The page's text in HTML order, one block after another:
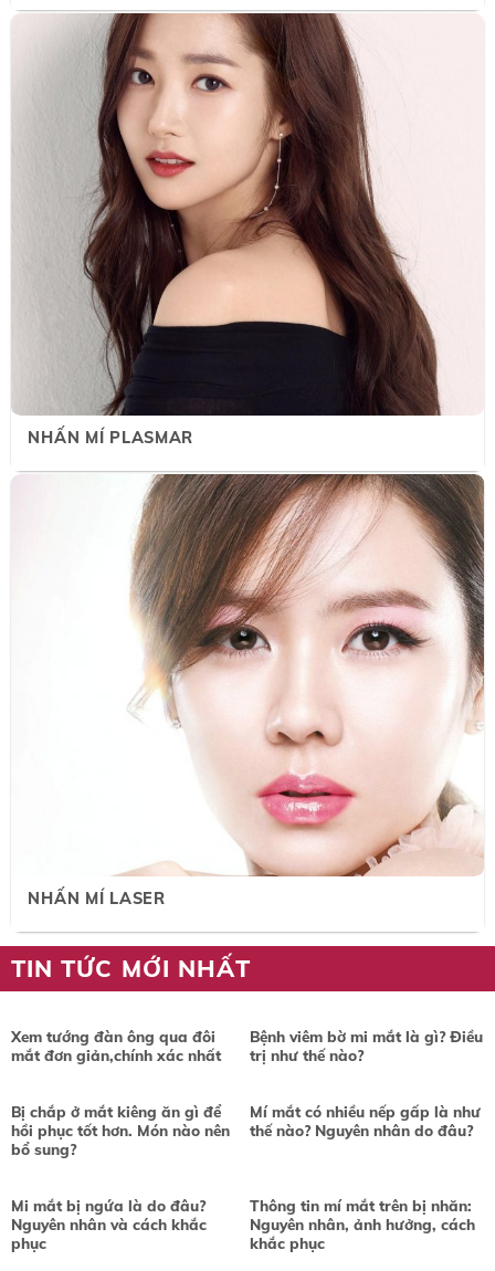
NHẤN MÍ PLASMAR
NHẤN MÍ LASER
TIN TỨC MỚI NHẤT
Xem tướng đàn ông qua đôi
mắt đơn giản,chính xác nhất
Bệnh viêm bờ mi mắt là gì? Điều
trị như thế nào?
Bị chắp ở mắt kiêng ăn gì để
hồi phục tốt hơn. Món nào nên
bổ sung?
Mí mắt có nhiều nếp gấp là như
thế nào? Nguyên nhân do đâu?
Mi mắt bị ngứa là do đâu?
Nguyên nhân và cách khắc
phục
Thông tin mí mắt trên bị nhăn:
Nguyên nhân, ảnh hưởng, cách
khắc phục